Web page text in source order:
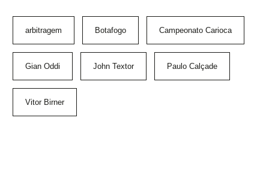
arbitragem Botafogo Campeonato Carioca
Gian Oddi John Textor Paulo Calçade
Vitor Birner